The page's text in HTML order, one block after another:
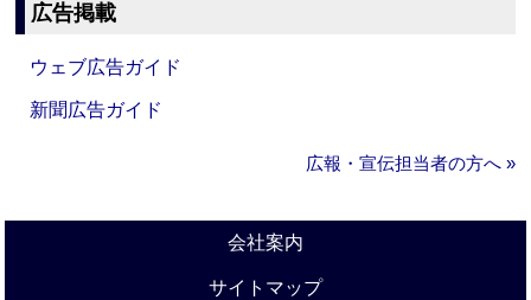
広告掲載
ウェブ広告ガイド
新聞広告ガイド
広報・宣伝担当者の方へ »
会社案内
サイトマップ